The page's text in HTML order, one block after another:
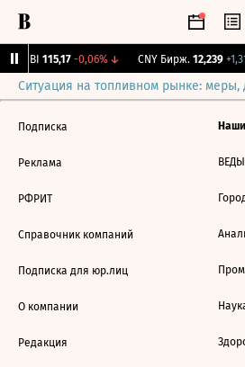
RGBI 115,17 -0,06%↓ CNY Бирж. 12,239
Ситуация на топливном рынке: меры,
Подписка
Реклама
РФРИТ
Справочник компаний
Подписка для юр.лиц
О компании
Редакция
ВЕДЫ